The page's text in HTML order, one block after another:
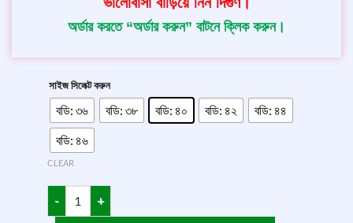
অর্ডার করতে “অর্ডার করুন” বাটনে ক্লিক করুন।
সাইজ সিলেক্ট করুন
বডি: ৩৬ বডি: ৩৮ বডি: ৪০ বডি: ৪২
বডি: ৪৪
বডি: ৪৬
CLEAR